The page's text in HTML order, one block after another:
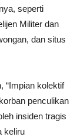
seperti
Militer dan
dan situs
“Impian kolektif
penculikan
insiden tragis
keliru